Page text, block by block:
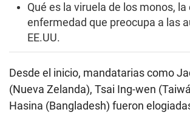
Qué es la viruela de los monos, la
enfermedad que preocupa a las
EE.UU.
Desde el inicio, mandatarias como
(Nueva Zelanda), Tsai Ing-wen
Hasina (Bangladesh) fueron